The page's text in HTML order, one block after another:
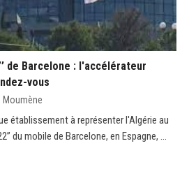
de Barcelone : l'accélérateur
vous
Moumène
établissement à représenter l'Algérie au
du mobile de Barcelone, en Espagne, ...